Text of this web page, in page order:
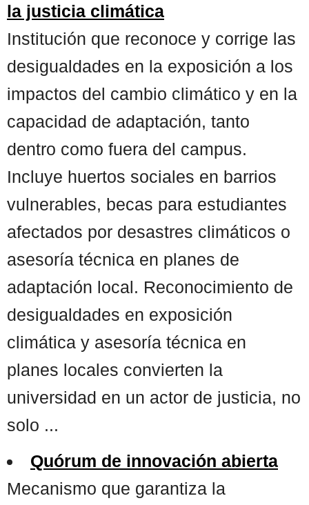
la justicia climática
Institución que reconoce y corrige las
desigualdades en la exposición a los
impactos del cambio climático y en la
capacidad de adaptación, tanto
dentro como fuera del campus.
Incluye huertos sociales en barrios
vulnerables, becas para estudiantes
afectados por desastres climáticos o
asesoría técnica en planes de
adaptación local. Reconocimiento de
desigualdades en exposición
climática y asesoría técnica en
planes locales convierten la
universidad en un actor de justicia, no
solo ...
Quórum de innovación abierta
Mecanismo que garantiza la